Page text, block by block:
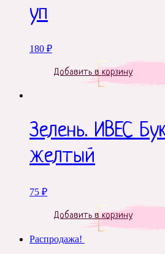
уп
180 ₽
Добавить в корзину
Зелень. ИВЕС
желтый
75 ₽
Добавить в корзину
Распродажа!